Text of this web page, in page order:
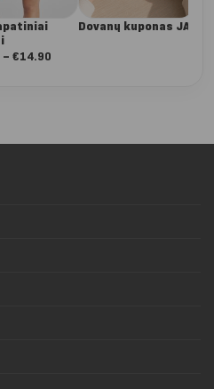
– €14.90
Dovanų kuponas JAI